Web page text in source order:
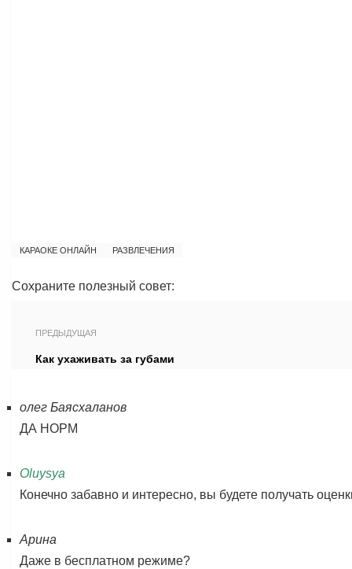
КАРАОКЕ ОНЛАЙН РАЗВЛЕЧЕНИЯ
Сохраните полезный совет:
ПРЕДЫДУЩАЯ
Как ухаживать за губами
олег Баясхаланов
ДА НОРМ
Oluysya
Конечно забавно и интересно, вы будете получать
Арина
Даже в бесплатном режиме?